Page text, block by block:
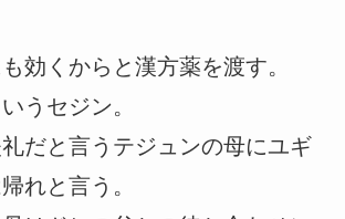
効くからと漢方薬を渡す。
うセジン。
だと言うテジュンの母にユギ
れと言う。